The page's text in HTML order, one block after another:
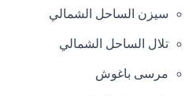
سيزن الساحل الشمالي
تلال الساحل الشمالي
مرسى باغوش